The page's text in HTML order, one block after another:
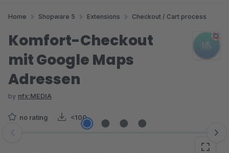
Home Shopware 5 Extensions Checkout / Cart process
Komfort-Checkout
mit Google Maps
Adressen
by nfx:MEDIA
no rating <100
Skip image gallery